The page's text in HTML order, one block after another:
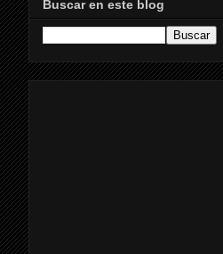
Buscar en este blog